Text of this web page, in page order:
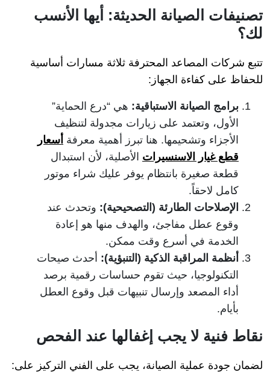
تصنيفات الصيانة الحديثة: أيها الأنسب
لك؟
تتبع شركات المصاعد المحترفة ثلاثة مسارات أساسية
للحفاظ على كفاءة الجهاز:
برامج الصيانة الاستباقية: هي “درع الحماية”
الأول، وتعتمد على زيارات مجدولة لتنظيف
الأجزاء وتشحيمها. هنا تبرز أهمية معرفة أسعار
قطع غيار الاسنسيرات الأصلية، لأن استبدال
قطعة صغيرة بانتظام يوفر عليك شراء موتور
كامل لاحقاً.
الإصلاحات الطارئة (التصحيحية): وتحدث عند
وقوع عطل مفاجئ، والهدف منها هو إعادة
الخدمة في أسرع وقت ممكن.
أنظمة المراقبة الذكية (التنبؤية): أحدث صيحات
التكنولوجيا، حيث تقوم حساسات رقمية برصد
أداء المصعد وإرسال تنبيهات قبل وقوع العطل
بأيام.
نقاط فنية لا يجب إغفالها عند الفحص
لضمان جودة عملية الصيانة، يجب على الفني التركيز على: